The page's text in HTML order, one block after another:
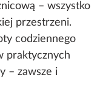
– wszystko
przestrzeni.
codziennego
praktycznych
– zawsze i